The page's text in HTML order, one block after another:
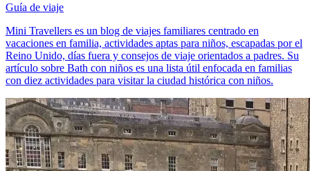
Guía de viaje
Mini Travellers es un blog de viajes familiares centrado en
vacaciones en familia, actividades aptas para niños, escapadas por el
Reino Unido, días fuera y consejos de viaje orientados a padres. Su
artículo sobre Bath con niños es una lista útil enfocada en familias
con diez actividades para visitar la ciudad histórica con niños.